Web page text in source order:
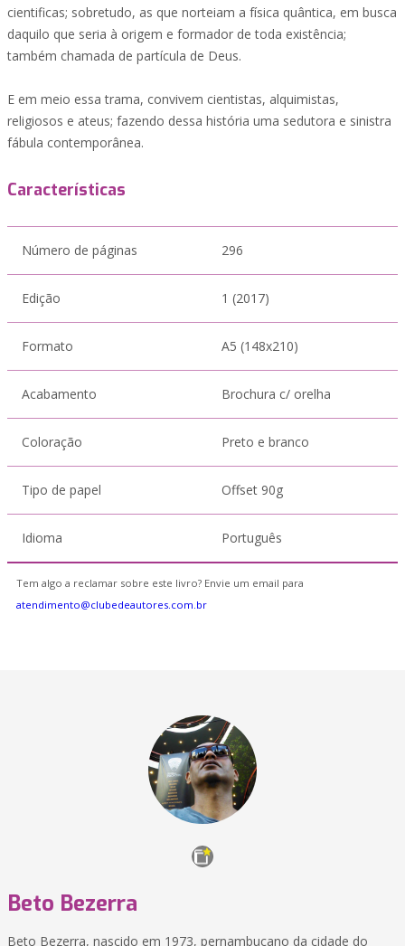
cientificas; sobretudo, as que norteiam a física quântica, em busca
daquilo que seria à origem e formador de toda existência;
também chamada de partícula de Deus.
E em meio essa trama, convivem cientistas, alquimistas,
religiosos e ateus; fazendo dessa história uma sedutora e sinistra
fábula contemporânea.
Características
Número de páginas 296
Edição 1 (2017)
Formato A5 (148x210)
Acabamento Brochura c/ orelha
Coloração Preto e branco
Tipo de papel Offset 90g
Idioma Português
Tem algo a reclamar sobre este livro? Envie um email para
atendimento@clubedeautores.com.br
Beto Bezerra
Beto Bezerra, nascido em 1973, pernambucano da cidade do